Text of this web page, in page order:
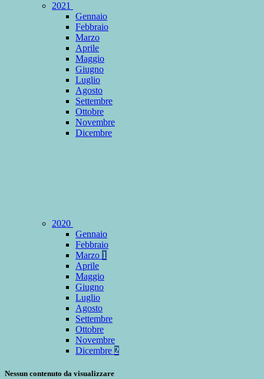
2021
Gennaio
Febbraio
Marzo
Aprile
Maggio
Giugno
Luglio
Agosto
Settembre
Ottobre
Novembre
Dicembre
2020
Gennaio
Febbraio
Marzo 1
Aprile
Maggio
Giugno
Luglio
Agosto
Settembre
Ottobre
Novembre
Dicembre 2
Nessun contenuto da visualizzare